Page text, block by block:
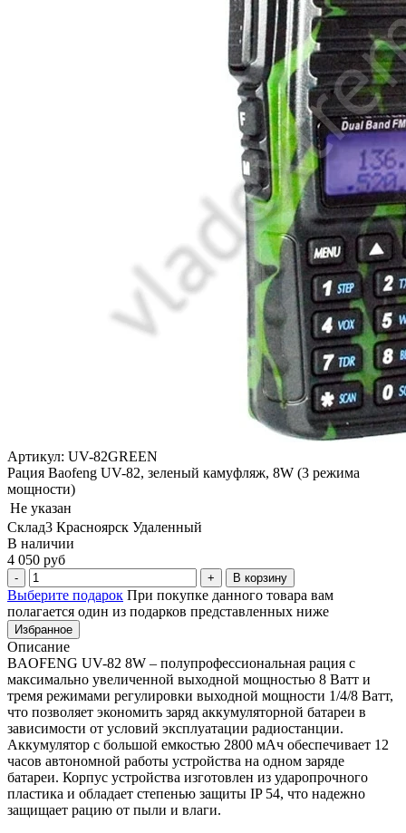
Артикул: UV-82GREEN
Рация Baofeng UV-82, зеленый камуфляж, 8W (3 режима
мощности)
Не указан
Склад3 Красноярск Удаленный
В наличии
4 050 руб
В корзину
Выберите подарок При покупке данного товара вам
полагается один из подарков представленных ниже
Избранное
Описание
BAOFENG UV-82 8W – полупрофессиональная рация с
максимально увеличенной выходной мощностью 8 Ватт и
тремя режимами регулировки выходной мощности 1/4/8 Ватт,
что позволяет экономить заряд аккумуляторной батареи в
зависимости от условий эксплуатации радиостанции.
Аккумулятор с большой емкостью 2800 мАч обеспечивает 12
часов автономной работы устройства на одном заряде
батареи. Корпус устройства изготовлен из ударопрочного
пластика и обладает степенью защиты IP 54, что надежно
защищает рацию от пыли и влаги.